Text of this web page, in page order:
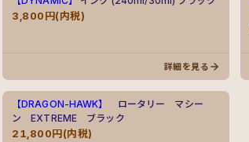
3,800円(内税)
詳細を見る
【DRAGON-HAWK】
ロータリー マシー
ン EXTREME ブラック
21,800円(内税)